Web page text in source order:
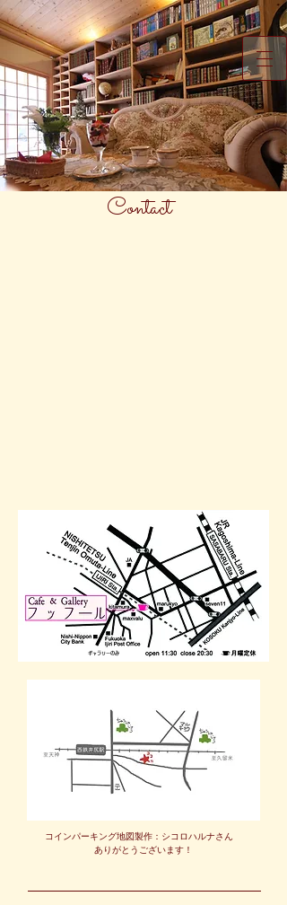
Contact
​ギャラリーのみ
コインパーキング地図製作：シコロハルナさん
ありがとうございます！